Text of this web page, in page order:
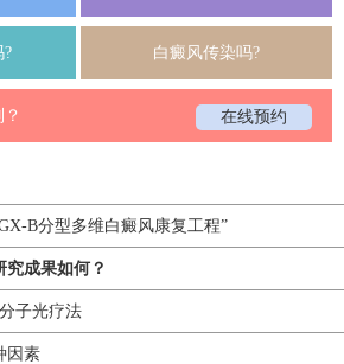
? 白癜风传染吗?
在线预约
B分型多维白癜风康复工程”
究成果如何？
子光疗法
因素